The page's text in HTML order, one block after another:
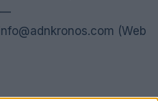
—
(Web